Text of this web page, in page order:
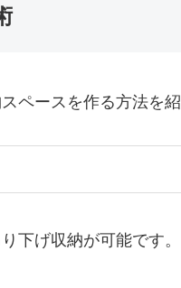
ペースを作る方法を紹
下げ収納が可能です。